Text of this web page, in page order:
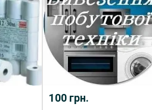
100 грн.